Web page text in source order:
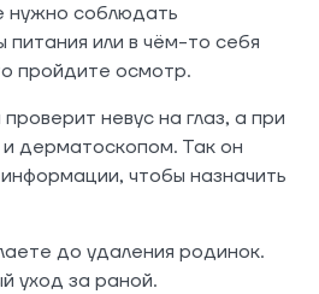
нужно соблюдать
или в чём-то себя
пройдите осмотр.
невус на глаз, а при
дерматоскопом. Так он
чтобы назначить
до удаления родинок.
уход за раной.